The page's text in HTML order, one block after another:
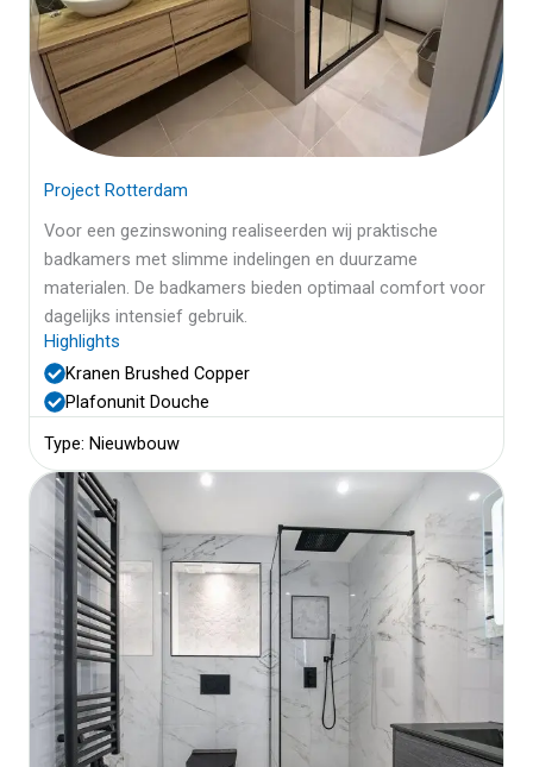
Project Rotterdam
Voor een gezinswoning realiseerden wij praktische
badkamers met slimme indelingen en duurzame
materialen. De badkamers bieden optimaal comfort voor
dagelijks intensief gebruik.
Highlights
Kranen Brushed Copper
Plafonunit Douche
Type: Nieuwbouw